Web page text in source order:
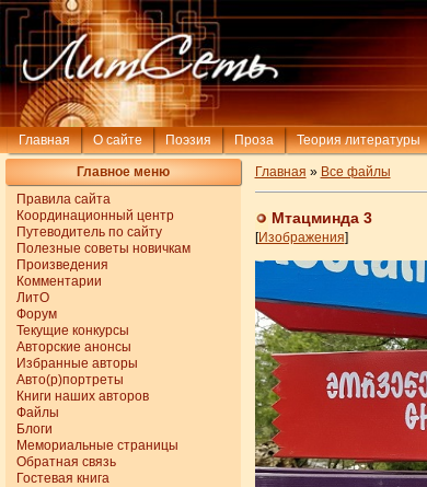
Главная О сайте Поэзия Проза Теория литературы
Главное меню
Правила сайта
Координационный центр
Путеводитель по сайту
Полезные советы новичкам
Произведения
Комментарии
ЛитО
Форум
Текущие конкурсы
Авторские анонсы
Избранные авторы
Авто(р)портреты
Книги наших авторов
Файлы
Блоги
Мемориальные страницы
Обратная связь
Гостевая книга
Главная » Все файлы
Мтацминда 3
[Изображения]